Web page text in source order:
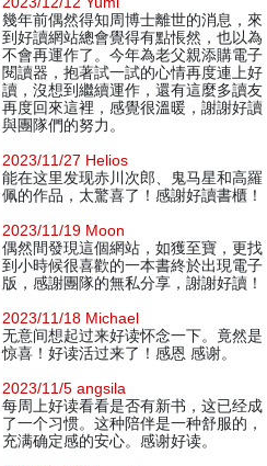
幾年前偶然得知周博士離世的消息，來
到好讀網站總會覺得有點悵然，也以為
不會再運作了。今年為老父親添購電子
閱讀器，抱著試一試的心情再度連上好
讀，沒想到繼續運作，還有這麼多讀友
再度回來這裡，感覺很溫暖，謝謝好讀
與團隊們的努力。
2023/11/27 Helios
能在这里发现赤川次郎、鬼马星和高羅
佩的作品，太驚喜了！感謝好讀書櫃！
2023/11/19 Moon
偶然間發現這個網站，如獲至寶，更找
到小時候很喜歡的一本書終於出現電子
版，感謝團隊的無私分享，謝謝好讀！
2023/11/18 Michael
无意间想起过来好读怀念一下。竟然是
惊喜！好读活过来了！感恩 感谢。
2023/11/5 angsila
每周上好读看看是否有新书，这已经成
了一个习惯。这种陪伴是一种舒服的，
充满确定感的安心。感谢好读。